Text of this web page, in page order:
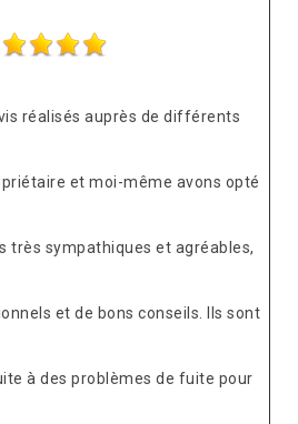
réalisés auprès de différents
et moi-même avons opté
très sympathiques et agréables,
et de bons conseils. Ils sont
à des problèmes de fuite pour